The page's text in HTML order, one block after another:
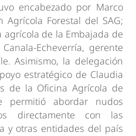
encabezado por Marco
Forestal del SAG;
agrícola de la Embajada de
Echeverría, gerente
Asimismo, la delegación
estratégico de Claudia
de la Oficina Agrícola de
abordar nudos
directamente con las
y otras entidades del país